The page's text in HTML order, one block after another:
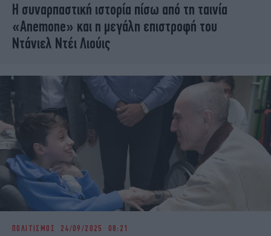
Η συναρπαστική ιστορία πίσω από τη ταινία
«Anemone» και η μεγάλη επιστροφή του
Ντάνιελ Ντέι Λιούις
ΠΟΛΙΤΙΣΜΟΣ 24/09/2025 08:21